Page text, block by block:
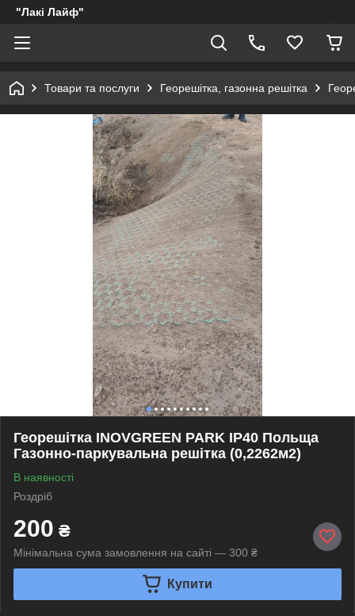
"Лакі Лайф"
Товари та послуги Георешітка, газонна решітка
Георешітка INOVGREEN PARK IP40 Польща
Газонно-паркувальна решітка (0,2262м2)
В наявності
Роздріб
200 ₴
Мінімальна сума замовлення на сайті — 300 ₴
Купити